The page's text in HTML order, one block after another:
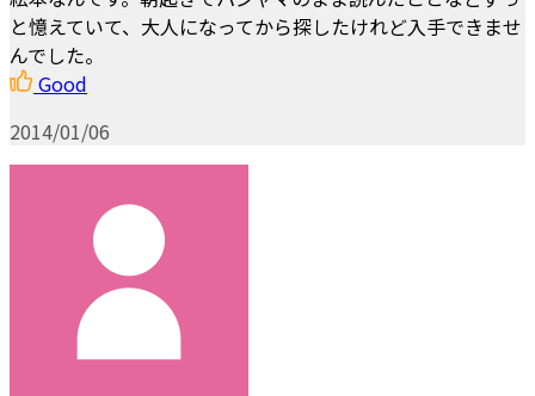
と憶えていて、大人になってから探したけれど入手できませ
んでした。
Good
2014/01/06